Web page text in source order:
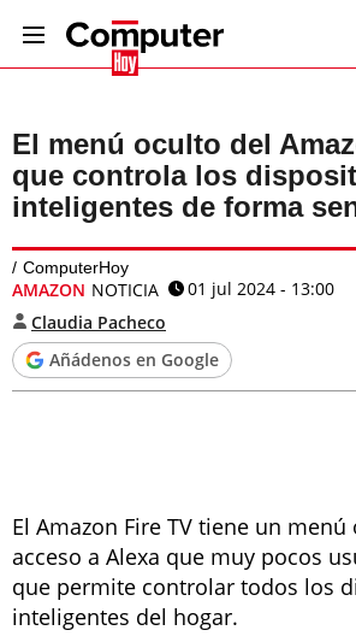
El menú oculto del
que controla los
inteligentes de forma
ComputerHoy
AMAZON NOTICIA
01 jul 2024 - 13:00
Claudia Pacheco
Añádenos en Google
El Amazon Fire TV tiene un
acceso a Alexa que muy pocos
que permite controlar todos los
inteligentes del hogar.